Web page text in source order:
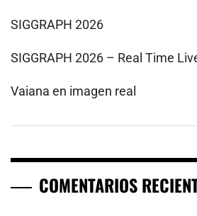
SIGGRAPH 2026
SIGGRAPH 2026 – Real Time
Vaiana en imagen real
COMENTARIOS